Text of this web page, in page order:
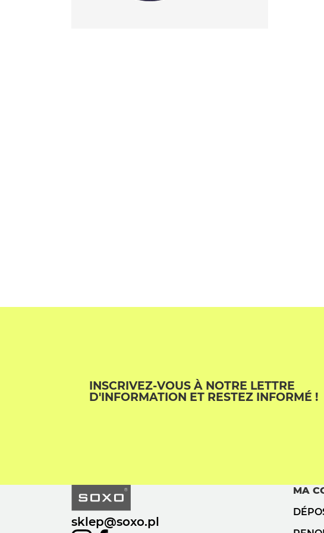
INSCRIVEZ-VOUS À NOTRE LETTRE
D'INFORMATION ET RESTEZ INFORMÉ !
sklep@soxo.pl
MA